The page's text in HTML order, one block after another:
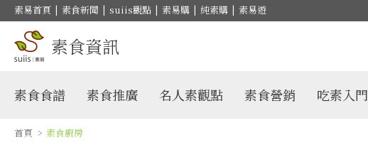
素易首頁 | 素食新聞 | suiis觀點 | 素易購 | 純素購 | 素易遊
素食資訊
素食食譜 素食推廣 名人素觀點 素食營銷 吃素入門
首頁 > 素食廚房